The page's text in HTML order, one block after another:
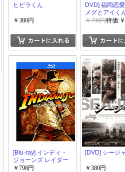
ヒピラくん
￥380円
DVD] 福岡恋
メグとアイく
￥798円特価:
[Blu-ray] インディ・
ジョーンズ レイダー
ス 失われたアーク
￥798円
[DVD] シージ
￥380円